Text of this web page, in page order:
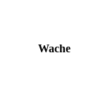
Wache